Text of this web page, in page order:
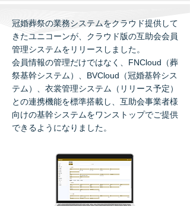
冠婚葬祭の業務システムをクラウド提供して
きたユニコーンが、クラウド版の互助会会員
管理システムをリリースしました。
会員情報の管理だけではなく、FNCloud（葬
祭基幹システム）、BVCloud（冠婚基幹シス
テム）、衣裳管理システム（リリース予定）
との連携機能を標準搭載し、互助会事業者様
向けの基幹システムをワンストップでご提供
できるようになりました。